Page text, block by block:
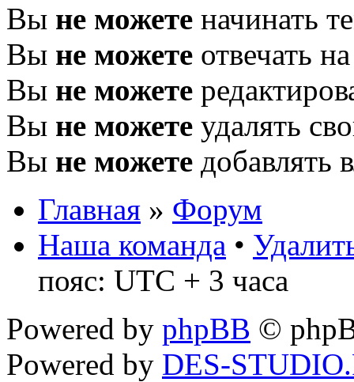
Вы не можете начинать
Вы не можете отвечать
Вы не можете
Вы не можете удалять
Вы не можете добавлять
Главная » Форум
Наша команда •
пояс: UTC + 3 часа
Powered by phpBB ©
Powered by DES-